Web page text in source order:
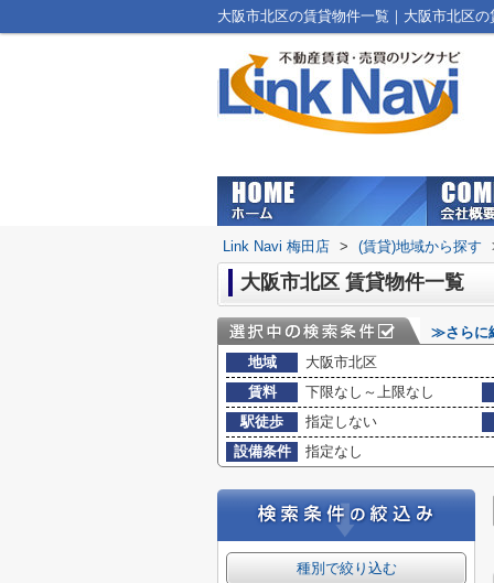
大阪市北区の賃貸物件一覧｜大阪市北区
Link Navi 梅田店 > (賃貸)地域から探す
大阪市北区 賃貸物件一覧
≫さらに
地域
大阪市北区
賃料
下限なし～上限なし
駅徒歩
指定しない
設備条件
指定なし
種別で絞り込む